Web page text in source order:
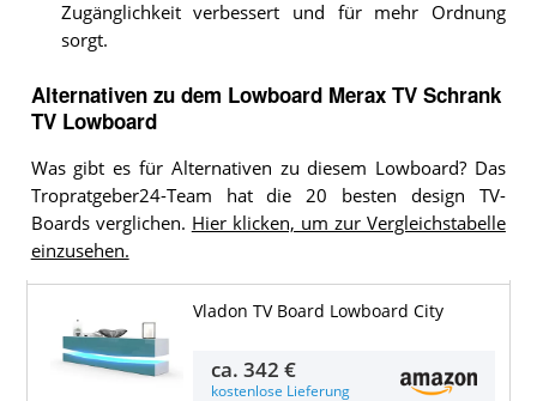
Zugänglichkeit verbessert und für mehr Ordnung
sorgt.
Alternativen zu dem Lowboard Merax TV Schrank
TV Lowboard
Was gibt es für Alternativen zu diesem Lowboard? Das
Tropratgeber24-Team hat die 20 besten design TV-
Boards verglichen. Hier klicken, um zur Vergleichstabelle
einzusehen.
Vladon TV Board Lowboard City
ca.342 €
kostenlose Lieferung